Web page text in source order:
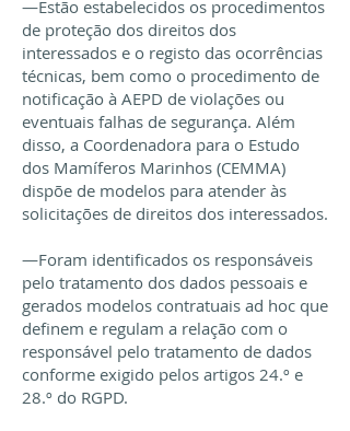
—Estão estabelecidos os procedimentos
de proteção dos direitos dos
interessados e o registo das ocorrências
técnicas, bem como o procedimento de
notificação à AEPD de violações ou
eventuais falhas de segurança. Além
disso, a Coordenadora para o Estudo
dos Mamíferos Marinhos (CEMMA)
dispõe de modelos para atender às
solicitações de direitos dos interessados.
—Foram identificados os responsáveis
pelo tratamento dos dados pessoais e
gerados modelos contratuais ad hoc que
definem e regulam a relação com o
responsável pelo tratamento de dados
conforme exigido pelos artigos 24.º e
28.º do RGPD.